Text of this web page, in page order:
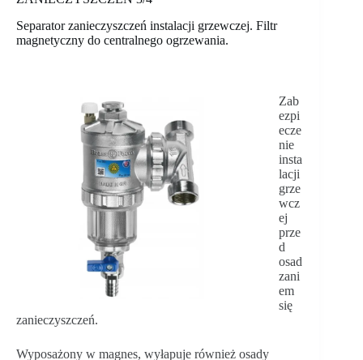
Separator zanieczyszczeń instalacji grzewczej. Filtr
magnetyczny do centralnego ogrzewania.
Zab
ezpi
ecze
nie
insta
lacji
grze
wcz
ej
prze
d
osad
zani
em
się
zanieczyszczeń.
Wyposażony w magnes, wyłapuje również osady